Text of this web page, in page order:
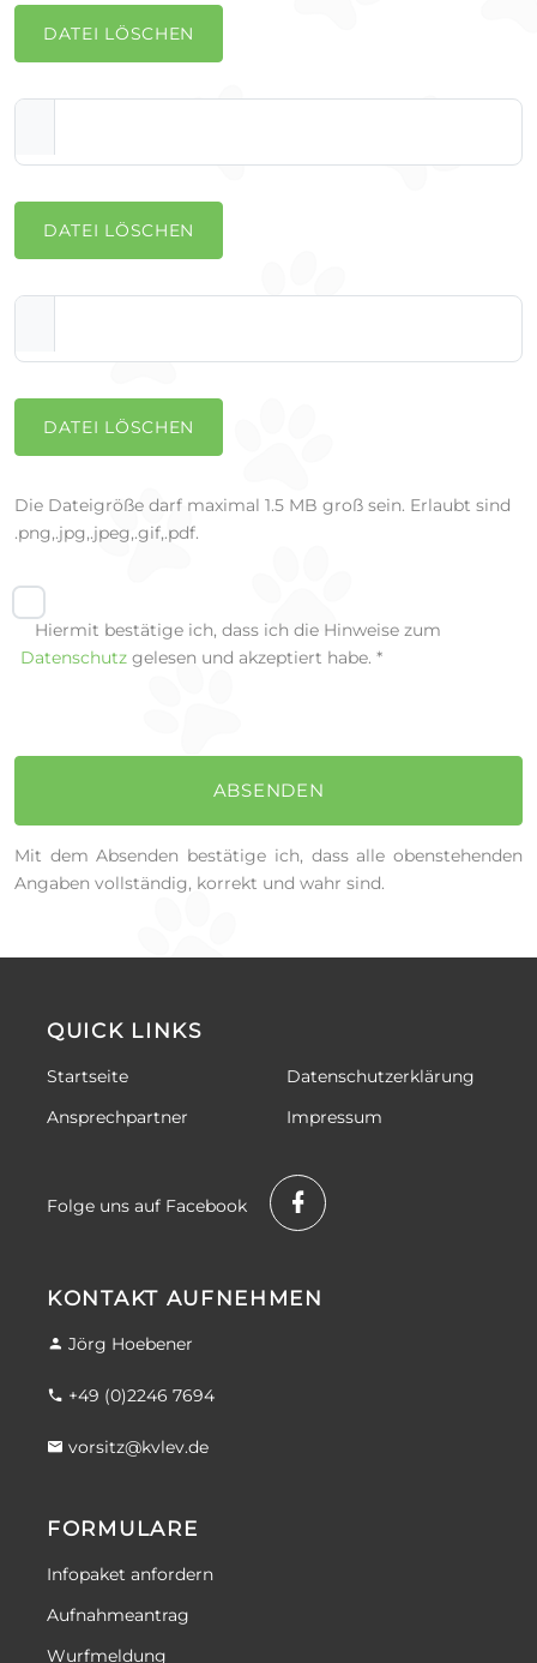
DATEI LÖSCHEN
DATEI LÖSCHEN
DATEI LÖSCHEN
Die Dateigröße darf maximal 1.5 MB groß sein. Erlaubt sind
.png,.jpg,.jpeg,.gif,.pdf.
Hiermit bestätige ich, dass ich die Hinweise zum
Datenschutz gelesen und akzeptiert habe. *
ABSENDEN
Mit dem Absenden bestätige ich, dass alle obenstehenden
Angaben vollständig, korrekt und wahr sind.
QUICK LINKS
Startseite
Ansprechpartner
Datenschutzerklärung
Impressum
Folge uns auf Facebook
KONTAKT AUFNEHMEN
Jörg Hoebener
+49 (0)2246 7694
vorsitz@kvlev.de
FORMULARE
Infopaket anfordern
Aufnahmeantrag
Wurfmeldung